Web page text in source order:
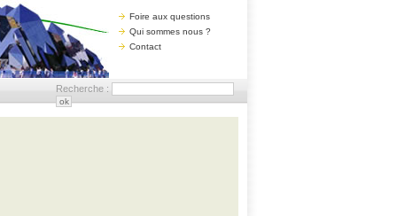
Foire aux questions
Qui sommes nous ?
Contact
Recherche :